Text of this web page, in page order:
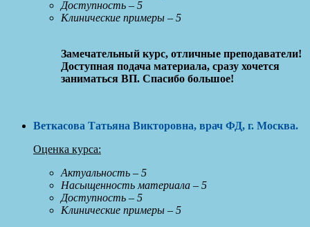
Доступность – 5
Клинические примеры – 5
Замечательный курс, отличные преподаватели!
Доступная подача материала, сразу хочется
заниматься ВП. Спасибо большое!
Веткасова Татьяна Викторовна, врач ФД, г. Москва.
Оценка курса:
Актуальность – 5
Насыщенность материала – 5
Доступность – 5
Клинические примеры – 5